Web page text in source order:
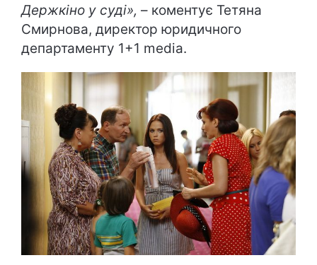
Держкіно у суді», – коментує Тетяна
Смирнова, директор юридичного
департаменту 1+1 media.